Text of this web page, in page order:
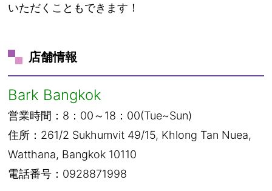
いただくこともできます！
店舗情報
Bark Bangkok
営業時間：8：00～18：00(Tue~Sun)
住所：261/2 Sukhumvit 49/15, Khlong Tan Nuea,
Watthana, Bangkok 10110
電話番号：0928871998